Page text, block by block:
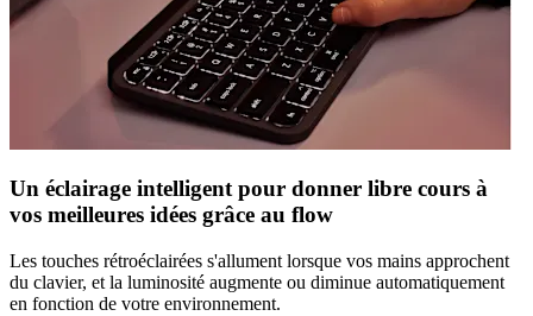
Un éclairage intelligent pour donner libre cours à
vos meilleures idées grâce au flow
Les touches rétroéclairées s'allument lorsque vos mains approchent
du clavier, et la luminosité augmente ou diminue automatiquement
en fonction de votre environnement.